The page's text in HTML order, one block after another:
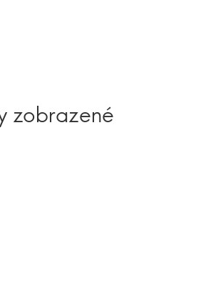
zobrazené